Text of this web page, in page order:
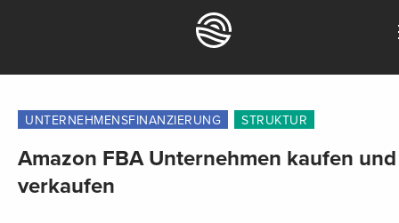
UNTERNEHMENSFINANZIERUNG STRUKTUR
Amazon FBA Unternehmen kaufen und
verkaufen